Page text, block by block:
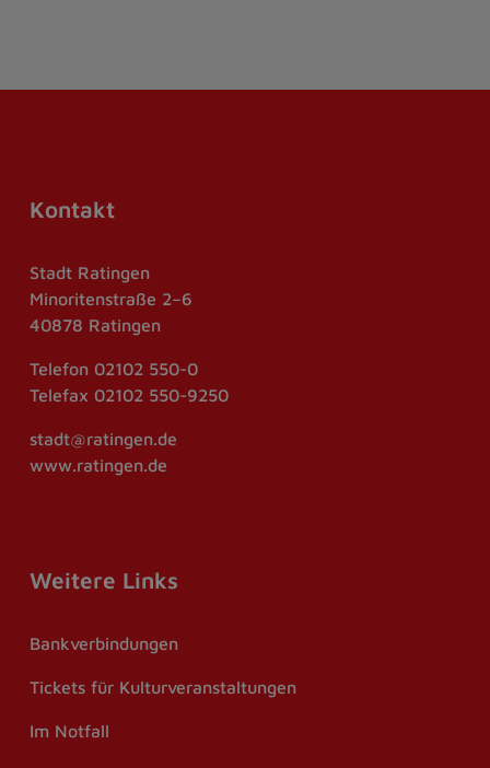
Kontakt
Stadt Ratingen
Minoritenstraße 2–6
40878 Ratingen
Telefon 02102 550-0
Telefax 02102 550-9250
stadt@ratingen.de
www.ratingen.de
Weitere Links
Bankverbindungen
Tickets für Kulturveranstaltungen
Im Notfall